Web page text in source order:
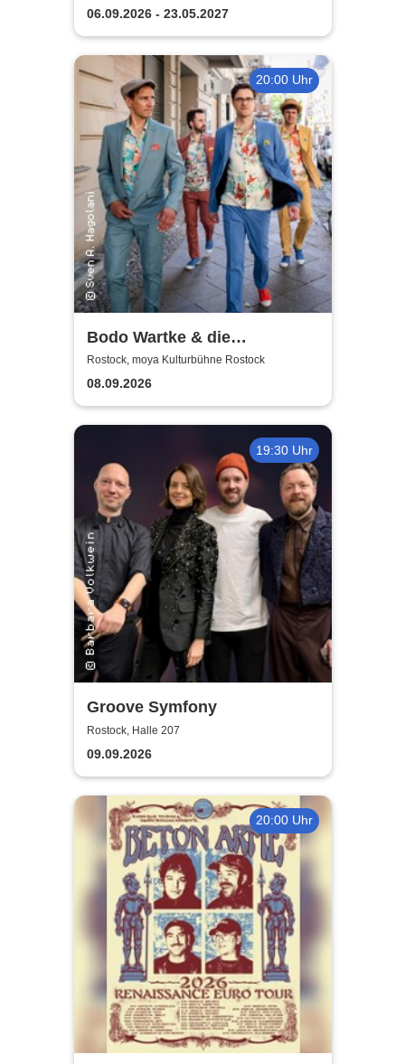
06.09.2026 - 23.05.2027
20:00 Uhr
Bodo Wartke & die
SchönenGutenA-Band - In
guter Begleitung
Rostock, moya Kulturbühne Rostock
08.09.2026
19:30 Uhr
Groove Symfony
Rostock, Halle 207
09.09.2026
20:00 Uhr